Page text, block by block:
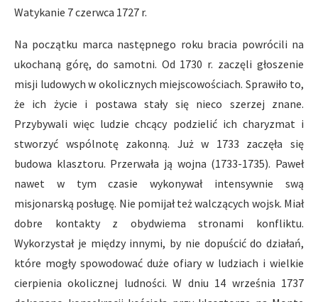
Watykanie 7 czerwca 1727 r.
Na początku marca następnego roku bracia powrócili na
ukochaną górę, do samotni. Od 1730 r. zaczęli głoszenie
misji ludowych w okolicznych miejscowościach. Sprawiło to,
że ich życie i postawa stały się nieco szerzej znane.
Przybywali więc ludzie chcący podzielić ich charyzmat i
stworzyć wspólnotę zakonną. Już w 1733 zaczęła się
budowa klasztoru. Przerwała ją wojna (1733-1735). Paweł
nawet w tym czasie wykonywał intensywnie swą
misjonarską posługę. Nie pomijał też walczących wojsk. Miał
dobre kontakty z obydwiema stronami konfliktu.
Wykorzystał je między innymi, by nie dopuścić do działań,
które mogły spowodować duże ofiary w ludziach i wielkie
cierpienia okolicznej ludności. W dniu 14 września 1737